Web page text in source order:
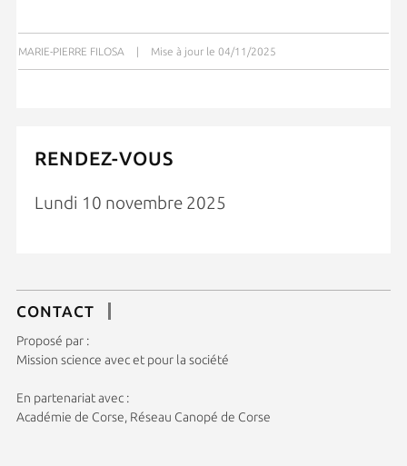
MARIE-PIERRE FILOSA Mise à jour le 04/11/2025
RENDEZ-VOUS
Lundi 10 novembre 2025
CONTACT
Proposé par :
Mission science avec et pour la société
En partenariat avec :
Académie de Corse, Réseau Canopé de Corse